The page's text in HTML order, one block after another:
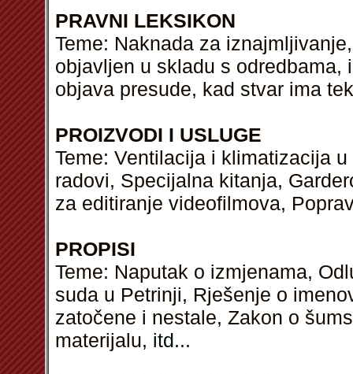
PRAVNI LEKSIKON
Teme: Naknada za
objavljen u skladu s
objava presude, kad stvar ima
PROIZVODI I USLUGE
Teme: Ventilacija i klimatizacija
radovi, Specijalna kitanja,
za editiranje videofilmova,
PROPISI
Teme: Naputak o izmjenama,
suda u Petrinji, Rješenje o
zatočene i nestale, Zakon o
materijalu, itd...